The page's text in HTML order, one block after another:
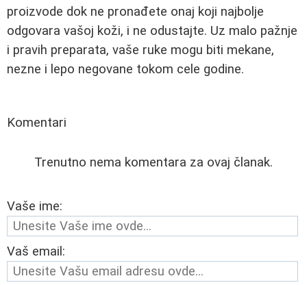
proizvode dok ne pronađete onaj koji najbolje
odgovara vašoj koži, i ne odustajte. Uz malo pažnje
i pravih preparata, vaše ruke mogu biti mekane,
nezne i lepo negovane tokom cele godine.
Komentari
Trenutno nema komentara za ovaj članak.
Vaše ime:
Vaš email: